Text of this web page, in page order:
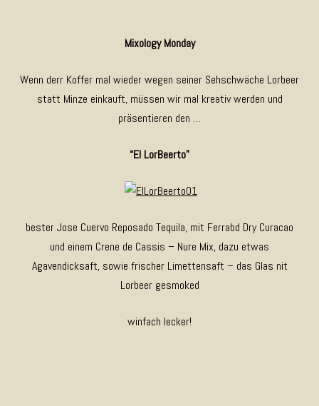
Mixology Monday
Wenn derr Koffer mal wieder wegen seiner Sehschwäche Lorbeer
statt Minze einkauft, müssen wir mal kreativ werden und
präsentieren den …
“El LorBeerto”
bester Jose Cuervo Reposado Tequila, mit Ferrabd Dry Curacao
und einem Crene de Cassis – Nure Mix, dazu etwas
Agavendicksaft, sowie frischer Limettensaft – das Glas nit
Lorbeer gesmoked
winfach lecker!